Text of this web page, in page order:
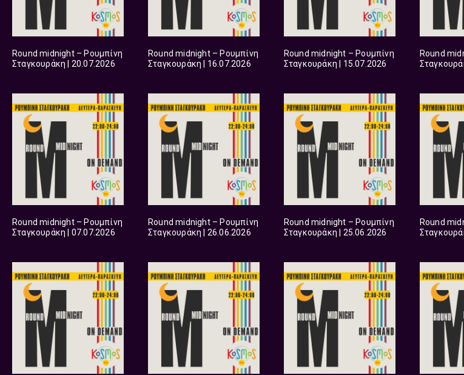
Round midnight – Ρουμπίνη
Σταγκουράκη | 20.07.2026
Round midnight – Ρουμπίνη
Σταγκουράκη | 16.07.2026
Round midnight – Ρουμπίνη
Σταγκουράκη | 15.07.2026
Round
Round midnight – Ρουμπίνη
Σταγκουράκη | 07.07.2026
Round midnight – Ρουμπίνη
Σταγκουράκη | 26.06.2026
Round midnight – Ρουμπίνη
Σταγκουράκη | 25.06.2026
Round